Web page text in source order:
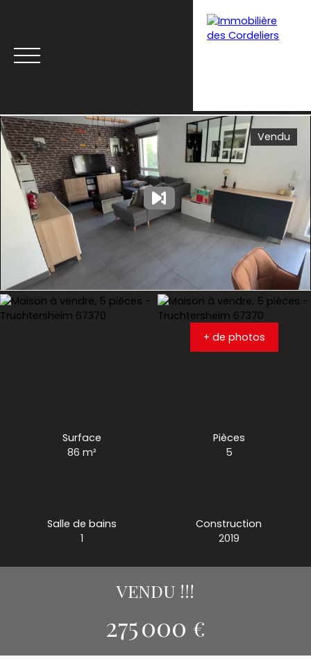
Menu
Estimation
Vendu
+ de photos
Surface
86m²
Pièces
5
Salle de bains
1
Construction
2019
VENDU !!!
275 000 €